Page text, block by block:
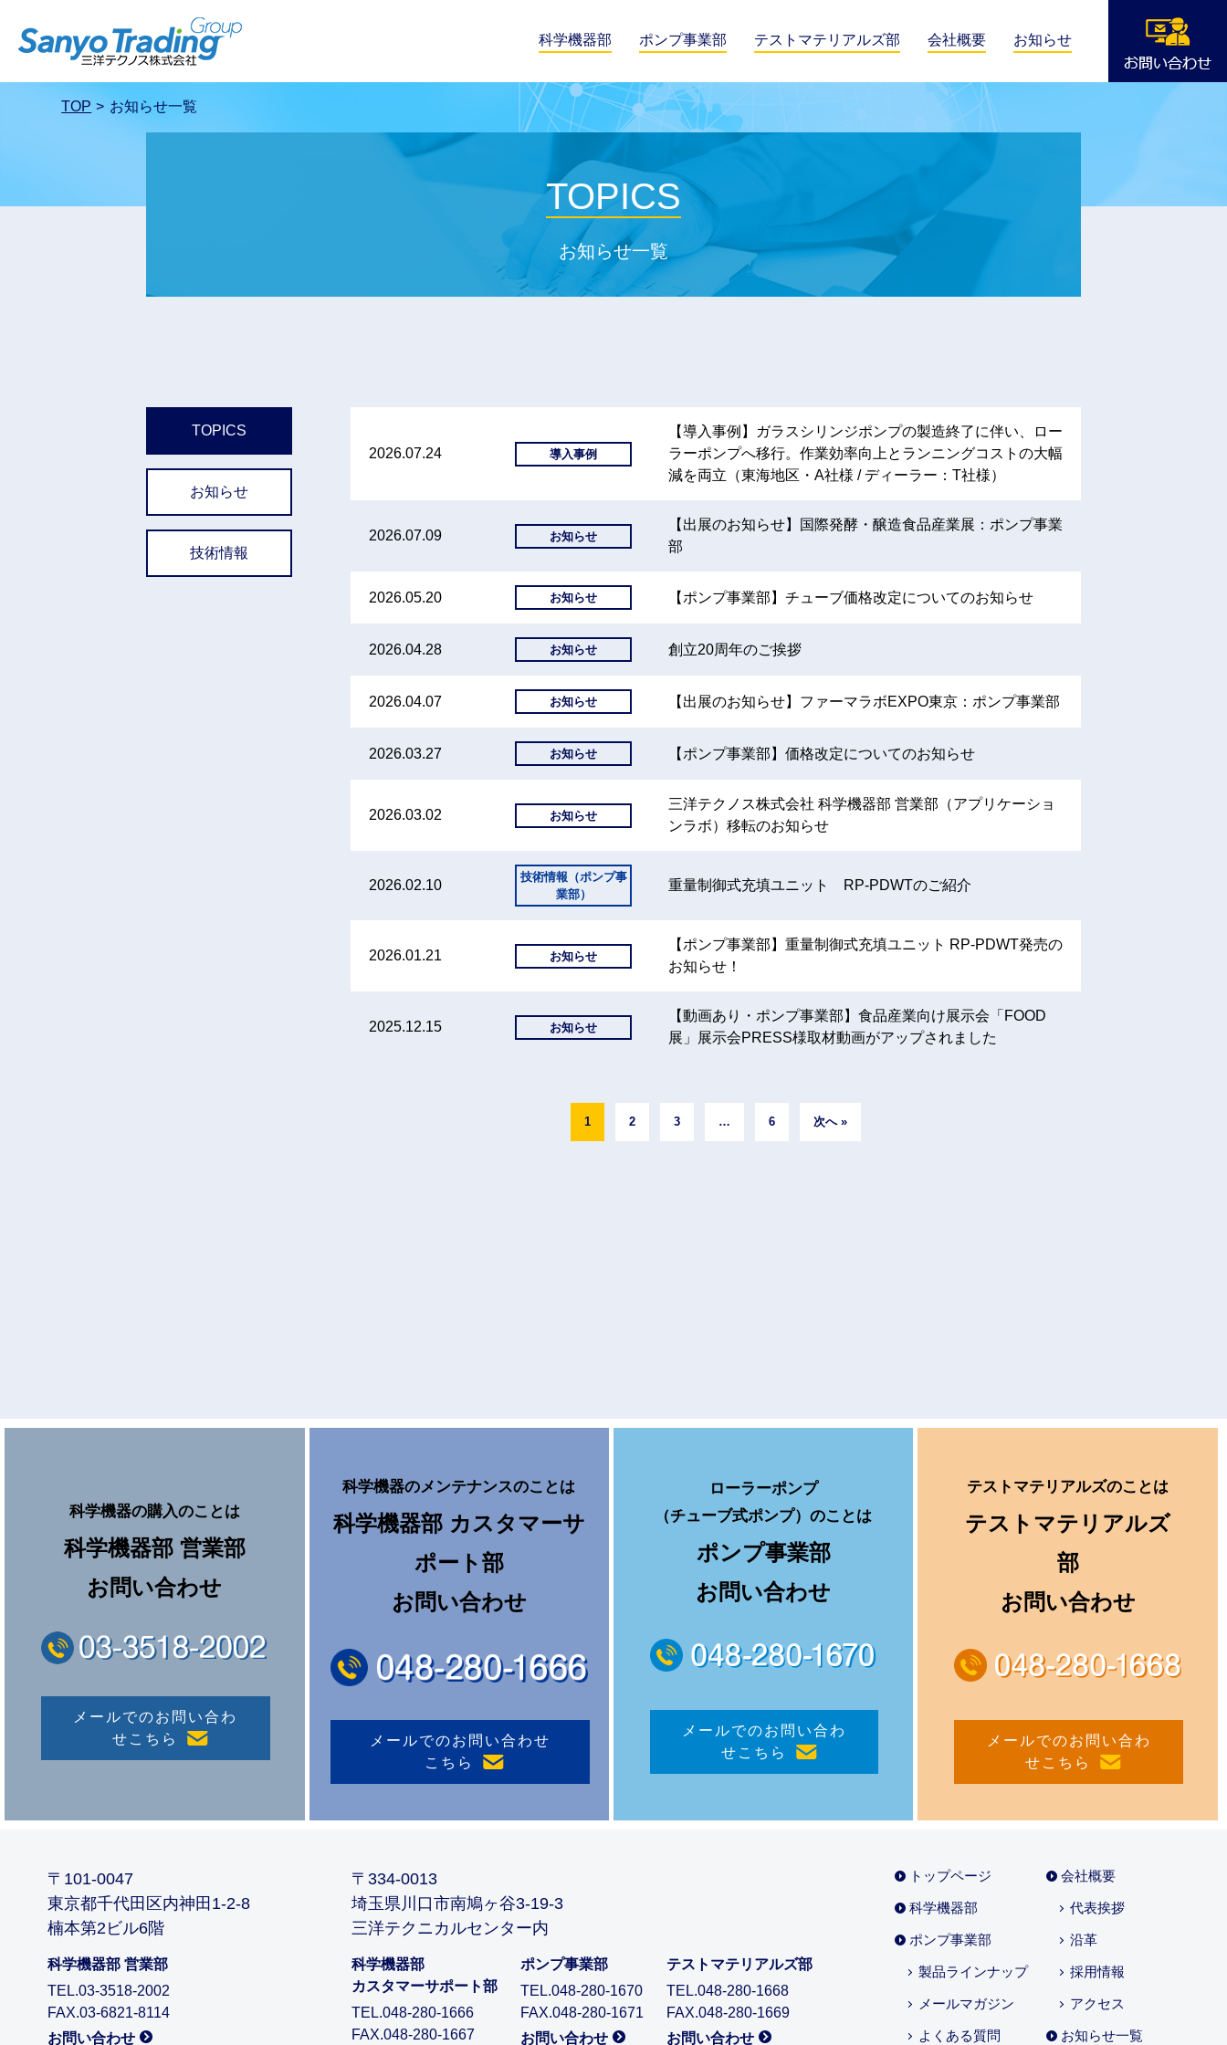
科学機器部 ポンプ事業部 テストマテリアルズ部 会社概要 お知らせ
TOP お知らせ一覧
TOPICS
お知らせ一覧
TOPICS
お知らせ
技術情報
2026.07.24 導入事例
【導入事例】ガラスシリンジポンプの製造終了に伴い、ロー
ラーポンプへ移行。作業効率向上とランニングコストの大幅
減を両立（東海地区・A社様 / ディーラー：T社様）
2026.07.09 お知らせ
【出展のお知らせ】国際発酵・醸造食品産業展：ポンプ事業
部
2026.05.20 お知らせ 【ポンプ事業部】チューブ価格改定についてのお知らせ
2026.04.28 お知らせ 創立20周年のご挨拶
2026.04.07 お知らせ 【出展のお知らせ】ファーマラボEXPO東京：ポンプ事業部
2026.03.27 お知らせ 【ポンプ事業部】価格改定についてのお知らせ
2026.03.02 お知らせ
三洋テクノス株式会社 科学機器部 営業部（アプリケーショ
ンラボ）移転のお知らせ
2026.02.10
技術情報（ポンプ事
業部）
重量制御式充填ユニット RP-PDWTのご紹介
2026.01.21 お知らせ
【ポンプ事業部】重量制御式充填ユニット RP-PDWT発売の
お知らせ！
2025.12.15 お知らせ
【動画あり・ポンプ事業部】食品産業向け展示会「FOOD
展」展示会PRESS様取材動画がアップされました
1 2 3 … 6 次へ »
科学機器の購入のことは
科学機器部 営業部
お問い合わせ
メールでのお問い合わ
せ こちら
科学機器のメンテナンスのことは
科学機器部 カスタマーサ
ポート部
お問い合わせ
メールでのお問い合わせ
こちら
ローラーポンプ
（チューブ式ポンプ） のことは
ポンプ事業部
お問い合わせ
メールでのお問い合わ
せ こちら
テストマテリアルズのことは
テストマテリアルズ
部
お問い合わせ
メールでのお問い合わ
せ こちら
〒101-0047
東京都千代田区内神田1-2-8
楠本第2ビル6階
科学機器部 営業部
TEL.03-3518-2002
FAX.03-6821-8114
お問い合わせ
〒334-0013
埼玉県川口市南鳩ヶ谷3-19-3
三洋テクニカルセンター内
科学機器部
カスタマーサポート部
TEL.048-280-1666
FAX.048-280-1667
ポンプ事業部
TEL.048-280-1670
FAX.048-280-1671
お問い合わせ
テストマテリアルズ部
TEL.048-280-1668
FAX.048-280-1669
お問い合わせ
トップページ
科学機器部
ポンプ事業部
製品ラインナップ
メールマガジン
よくある質問
会社概要
代表挨拶
沿革
採用情報
アクセス
お知らせ一覧